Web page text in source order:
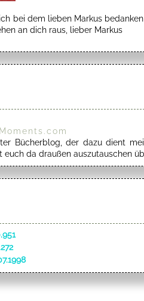
bei dem lieben Markus
an dich raus, lieber Markus
Bücherblog, der dazu dient
da draußen auszutauschen